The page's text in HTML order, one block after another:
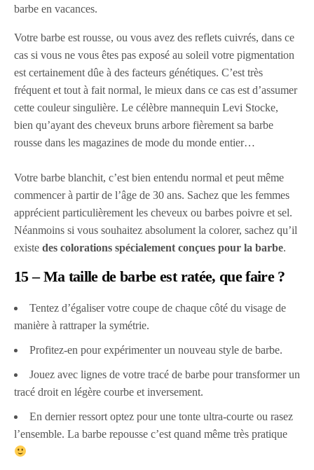
barbe en vacances.
Votre barbe est rousse, ou vous avez des reflets cuivrés, dans ce
cas si vous ne vous êtes pas exposé au soleil votre pigmentation
est certainement dûe à des facteurs génétiques. C’est très
fréquent et tout à fait normal, le mieux dans ce cas est d’assumer
cette couleur singulière. Le célèbre mannequin Levi Stocke,
bien qu’ayant des cheveux bruns arbore fièrement sa barbe
rousse dans les magazines de mode du monde entier…
Votre barbe blanchit, c’est bien entendu normal et peut même
commencer à partir de l’âge de 30 ans. Sachez que les femmes
apprécient particulièrement les cheveux ou barbes poivre et sel.
Néanmoins si vous souhaitez absolument la colorer, sachez qu’il
existedes colorations spécialement conçues pour la barbe.
15 – Ma taille de barbe est ratée, que faire ?
Tentez d’égaliser votre coupe de chaque côté du visage de
manière à rattraper la symétrie.
Profitez-en pour expérimenter un nouveau style de barbe.
Jouez avec lignes de votre tracé de barbe pour transformer un
tracé droit en légère courbe et inversement.
En dernier ressort optez pour une tonte ultra-courte ou rasez
l’ensemble. La barbe repousse c’est quand même très pratique